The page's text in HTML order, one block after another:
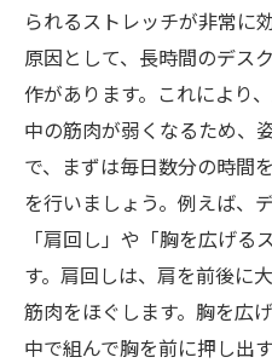
られるストレッチが非常に
原因として、長時間のデス
作があります。これにより
中の筋肉が弱くなるため、
で、まずは毎日数分の時間
を行いましょう。例えば、
「肩回し」や「胸を広げる
す。肩回しは、肩を前後に
筋肉をほぐします。胸を広
中で組んで胸を前に押し出